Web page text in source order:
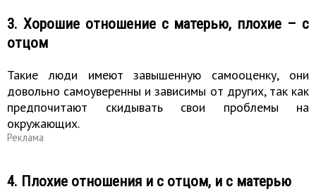
3. Хорошие отношение с матерью, плохие – с
отцом
Такие люди имеют завышенную самооценку, они
довольно самоуверенны и зависимы от других, так как
предпочитают скидывать свои проблемы на
окружающих.
Реклама
4. Плохие отношения и с отцом, и с матерью